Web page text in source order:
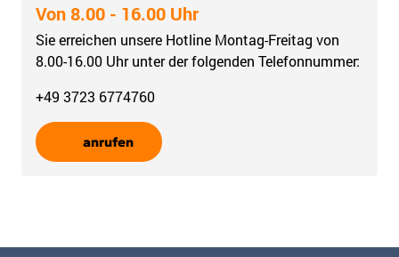
Von 8.00 - 16.00 Uhr
Sie erreichen unsere Hotline Montag-Freitag von
8.00-16.00 Uhr unter der folgenden Telefonnummer:
+49 3723 6774760
anrufen